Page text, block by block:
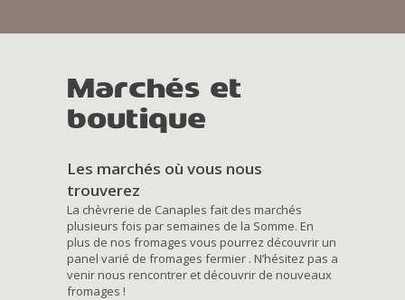
Marchés et
boutique
Les marchés où vous nous
trouverez
La chèvrerie de Canaples fait des marchés
plusieurs fois par semaines de la Somme. En
plus de nos fromages vous pourrez découvrir un
panel varié de fromages fermier . N’hésitez pas a
venir nous rencontrer et découvrir de nouveaux
fromages !